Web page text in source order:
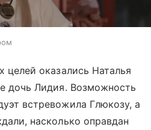
целей оказались Наталья
дочь Лидия. Возможность
встревожила Глюкозу, а
насколько оправдан